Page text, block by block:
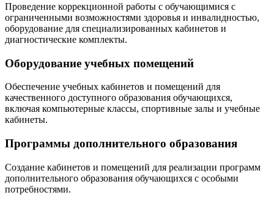
Проведение коррекционной работы с обучающимися с
ограниченными возможностями здоровья и инвалидностью,
оборудование для специализированных кабинетов и
диагностические комплекты.
Оборудование учебных помещений
Обеспечение учебных кабинетов и помещений для
качественного доступного образования обучающихся,
включая компьютерные классы, спортивные залы и учебные
кабинеты.
Программы дополнительного образования
Создание кабинетов и помещений для реализации программ
дополнительного образования обучающихся с особыми
потребностями.